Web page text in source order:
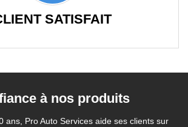
SATISFAIT
à nos produits
ans, Pro Auto Services aide ses clients sur